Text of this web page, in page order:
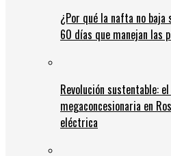
¿Por qué la nafta no baja
60 días que manejan las
Revolución sustentable:
megaconcesionaria en
eléctrica